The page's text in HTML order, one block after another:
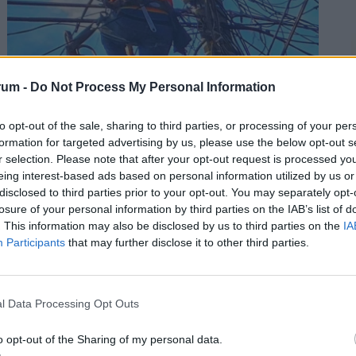
- Do Not Process My Personal Information
opt-out of the sale, sharing to third parties, or processing of your
for targeted advertising by us, please use the below opt-out
selection. Please note that after your opt-out request is processed
interest-based ads based on personal information utilized by us
to third parties prior to your opt-out. You may separately
of your personal information by third parties on the IAB’s list of
This information may also be disclosed by us to third parties on the
Participants that may further disclose it to other third parties.
Data Processing Opt Outs
opt-out of the Sharing of my personal data.
Asztalra vágnak a dolgozók védelmében:
azonnali cselekvésre hívnak, nem tűrik
tovább, ami a hőségben megy
A szakszervezet szerint a jelenlegi előírások nem
nyújtanak megfelelő védelmet a nyári hőséggel
szemben, ezért aláírásgyűjtést indítottak a dolgozók